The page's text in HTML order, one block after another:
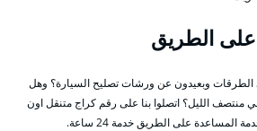
الطريق
وبعيدون عن ورشات تصليح السيارة؟ وهل
الليل؟ اتصلوا بنا على رقم كراج متنقل اون
على الطريق خدمة 24 ساعة.